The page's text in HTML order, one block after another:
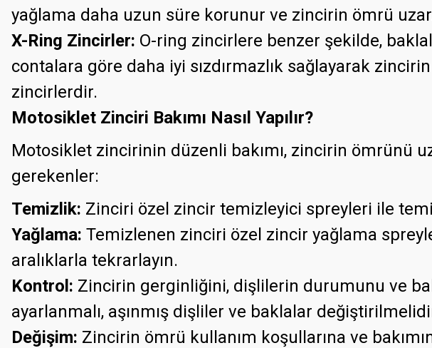
yağlama daha uzun süre korunur ve zincirin ömrü
X-Ring Zincirler: O-ring zincirlere benzer şekilde,
contalara göre daha iyi sızdırmazlık sağlayarak
zincirlerdir.
Motosiklet Zinciri Bakımı Nasıl Yapılır?
Motosiklet zincirinin düzenli bakımı, zincirin ömrünü
gerekenler:
Temizlik: Zinciri özel zincir temizleyici spreyleri ile
Yağlama: Temizlenen zinciri özel zincir yağlama
aralıklarla tekrarlayın.
Kontrol: Zincirin gerginliğini, dişlilerin durumunu ve
ayarlanmalı, aşınmış dişliler ve baklalar
Değişim: Zincirin ömrü kullanım koşullarına ve